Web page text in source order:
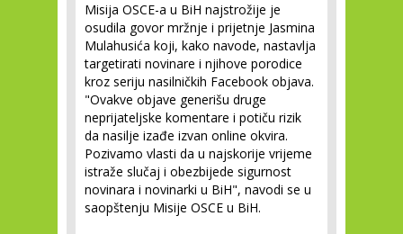
Misija OSCE-a u BiH najstrožije je
osudila govor mržnje i prijetnje Jasmina
Mulahusića koji, kako navode, nastavlja
targetirati novinare i njihove porodice
kroz seriju nasilničkih Facebook objava.
"Ovakve objave generišu druge
neprijateljske komentare i potiču rizik
da nasilje izađe izvan online okvira.
Pozivamo vlasti da u najskorije vrijeme
istraže slučaj i obezbijede sigurnost
novinara i novinarki u BiH", navodi se u
saopštenju Misije OSCE u BiH.